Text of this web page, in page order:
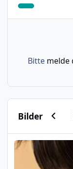
Bitte melde
Bilder
Psoriasis am